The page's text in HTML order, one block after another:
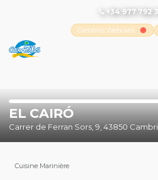
+34 977 792
Cambrils Webcam
EL CAIRÓ
Carrer de Ferran Sors, 9, 43850
Cuisine Marinière